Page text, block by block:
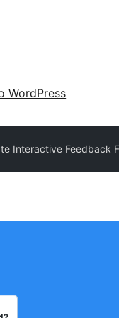
WordPress
Interactive Feedback